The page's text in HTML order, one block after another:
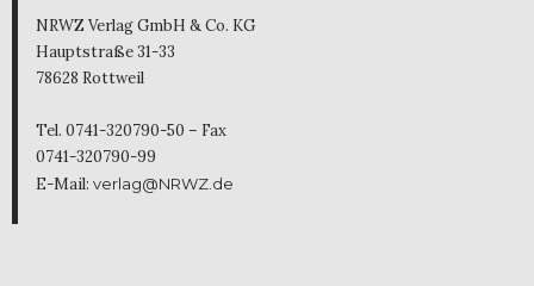
NRWZ Verlag GmbH & Co. KG
Hauptstraße 31-33
78628 Rottweil
Tel. 0741-320790-50 – Fax
0741-320790-99
E-Mail: verlag@NRWZ.de